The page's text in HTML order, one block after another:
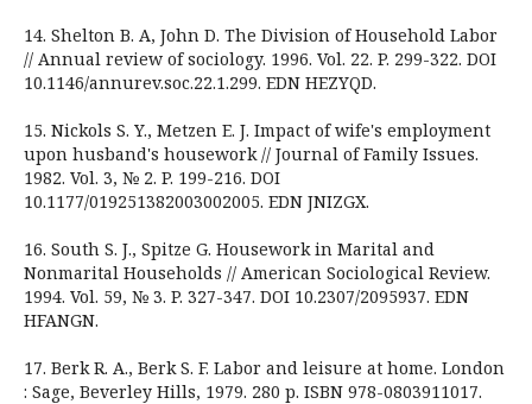
14. Shelton B. A, John D. The Division of Household Labor
// Annual review of sociology. 1996. Vol. 22. P. 299-322. DOI
10.1146/annurev.soc.22.1.299. EDN HEZYQD.
15. Nickols S. Y., Metzen E. J. Impact of wife's employment
upon husband's housework // Journal of Family Issues.
1982. Vol. 3, № 2. P. 199-216. DOI
10.1177/019251382003002005. EDN JNIZGX.
16. South S. J., Spitze G. Housework in Marital and
Nonmarital Households // American Sociological Review.
1994. Vol. 59, № 3. P. 327-347. DOI 10.2307/2095937. EDN
HFANGN.
17. Berk R. A., Berk S. F. Labor and leisure at home. London
: Sage, Beverley Hills, 1979. 280 p. ISBN 978-0803911017.